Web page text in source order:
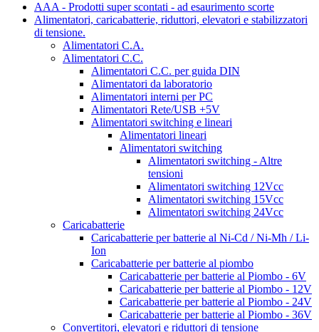
AAA - Prodotti super scontati - ad esaurimento scorte
Alimentatori, caricabatterie, riduttori, elevatori e stabilizzatori
di tensione.
Alimentatori C.A.
Alimentatori C.C.
Alimentatori C.C. per guida DIN
Alimentatori da laboratorio
Alimentatori interni per PC
Alimentatori Rete/USB +5V
Alimentatori switching e lineari
Alimentatori lineari
Alimentatori switching
Alimentatori switching - Altre
tensioni
Alimentatori switching 12Vcc
Alimentatori switching 15Vcc
Alimentatori switching 24Vcc
Caricabatterie
Caricabatterie per batterie al Ni-Cd / Ni-Mh / Li-
Ion
Caricabatterie per batterie al piombo
Caricabatterie per batterie al Piombo - 6V
Caricabatterie per batterie al Piombo - 12V
Caricabatterie per batterie al Piombo - 24V
Caricabatterie per batterie al Piombo - 36V
Convertitori, elevatori e riduttori di tensione